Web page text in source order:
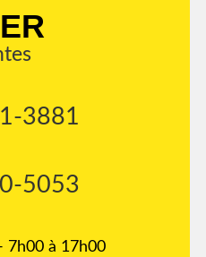
3881
5053
7h00 à 17h00